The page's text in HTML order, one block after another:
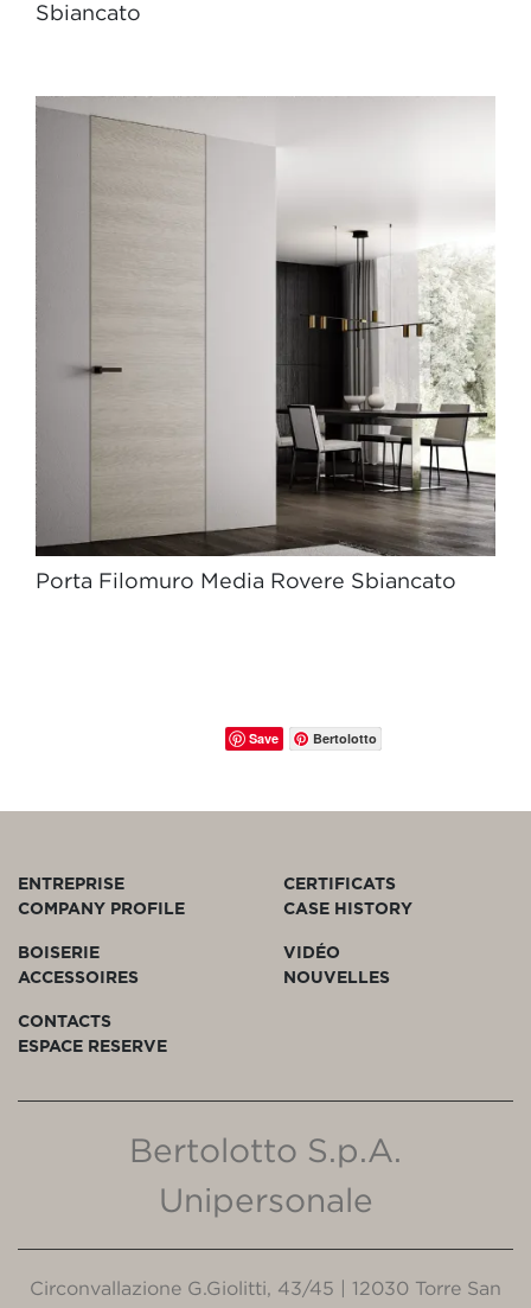
Sbiancato
Porta Filomuro Media Rovere Sbiancato
Save Bertolotto
ENTREPRISE
COMPANY PROFILE
CERTIFICATS
CASE HISTORY
BOISERIE
ACCESSOIRES
VIDÉO
NOUVELLES
CONTACTS
ESPACE RESERVE
Bertolotto S.p.A.
Unipersonale
Circonvallazione G.Giolitti, 43/45 | 12030 Torre San